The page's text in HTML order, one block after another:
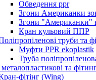
Обведення ppr
Згони Американки
Згони "Американки"
Кран кульовий ППР
труби та
Муфти PPR ekoplastik
Труба
та
фітінг (Wing)